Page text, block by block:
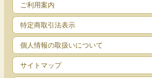
さん!
" "
単行本: 132ページ
出版社: 東邦出版 (2015/2/28)
言語 : 日本語
発売日: 2015/2/28
ご利用案内
特定商取引法表示
個人情報の取扱いについて
サイトマップ